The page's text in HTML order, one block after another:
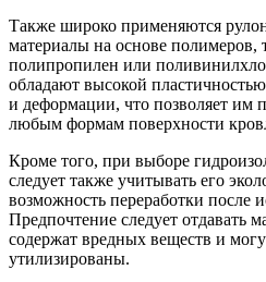
Также широко применяются
материалы на основе полимеров,
полипропилен или
обладают высокой
и деформации, что позволяет им
любым формам поверхности
Кроме того, при выборе
следует также учитывать его
возможность переработки после
Предпочтение следует отдавать
содержат вредных веществ и
утилизированы.